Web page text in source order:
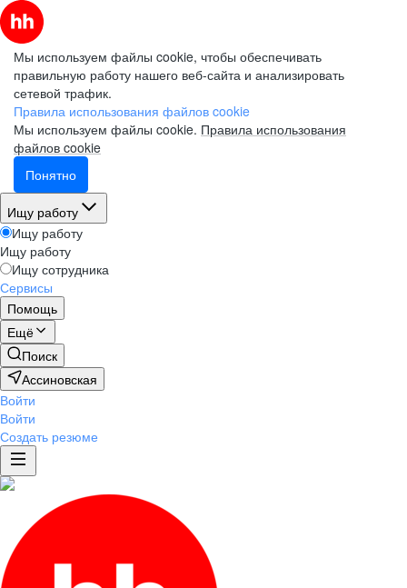
Мы используем файлы cookie, чтобы обеспечивать
правильную работу нашего веб-сайта и анализировать
сетевой трафик.
Правила использования файлов cookie
Мы используем файлы cookie. Правила использования
файлов cookie
Понятно
Ищу работу
Ищу работу
Ищу работу
Ищу сотрудника
Сервисы
Помощь
Ещё
Поиск
Ассиновская
Войти
Войти
Создать резюме